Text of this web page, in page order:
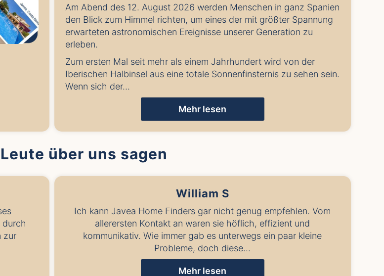
Am Abend des 12. August 2026 werden Menschen in ganz Spanien
den Blick zum Himmel richten, um eines der mit größter Spannung
erwarteten astronomischen Ereignisse unserer Generation zu
erleben.
Zum ersten Mal seit mehr als einem Jahrhundert wird von der
Iberischen Halbinsel aus eine totale Sonnenfinsternis zu sehen sein.
Wenn sich der...
Mehr lesen
über uns sagen
zur
William S
Ich kann Javea Home Finders gar nicht genug empfehlen. Vom
allerersten Kontakt an waren sie höflich, effizient und
kommunikativ. Wie immer gab es unterwegs ein paar kleine
Probleme, doch diese...
Mehr lesen